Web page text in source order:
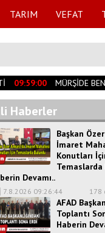
TARIM VEFAT
09:59:00 MÜRŞİDE
Haberler
Başkan
İmaret
Konutları
Temaslarda
Devamı..
7.8.2026 09:26:44 178
AFAD
Toplantı
Haberin